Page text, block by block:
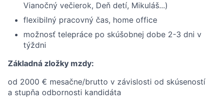
Vianočný večierok, Deň detí, Mikuláš...)
flexibilný pracovný čas, home office
možnosť telepráce po skúšobnej dobe 2-3 dni v
týždni
Základná zložky mzdy:
od 2000 € mesačne/brutto v závislosti od skúseností
a stupňa odbornosti kandidáta